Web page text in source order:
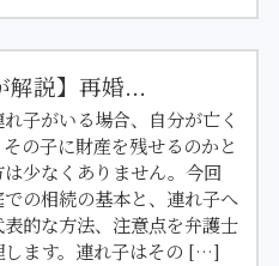
解説】再婚...
子がいる場合、自分が亡く
の子に財産を残せるのかと
少なくありません。今回
の相続の基本と、連れ子へ
的な方法、注意点を弁護士
します。連れ子はその […]